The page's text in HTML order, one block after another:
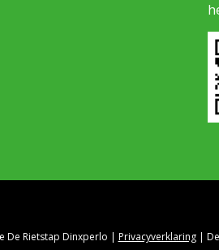
De Rietstap Dinxperlo | Privacyverklaring|